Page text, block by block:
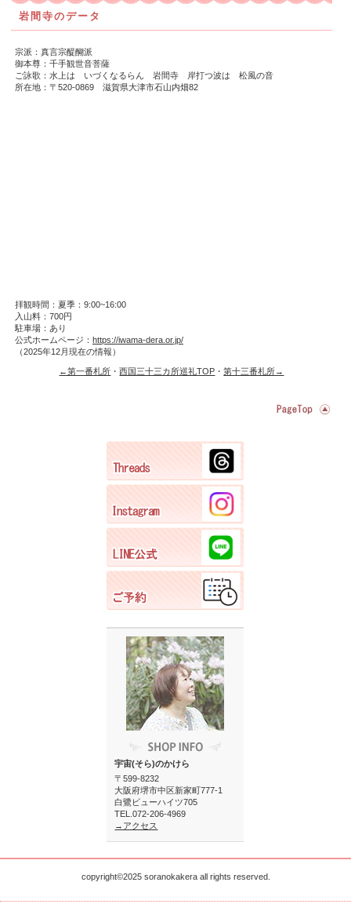
岩間寺のデータ
宗派：真言宗醍醐派
御本尊：千手観世音菩薩
ご詠歌：水上は いづくなるらん 岩間寺 岸打つ波は 松風の音
所在地：〒520-0869 滋賀県大津市石山内畑82
拝観時間：夏季：9:00~16:00
入山料：700円
駐車場：あり
公式ホームページ： https://iwama-dera.or.jp/
（2025年12月現在の情報）
←第一番札所 ・西国三十三カ所巡礼TOP ・第十三番札所→
宇宙(そら)のかけら
〒599-8232
大阪府堺市中区新家町777-1
白鷺ビューハイツ705
TEL.072-206-4969
→アクセス
copyright©2025 soranokakera all rights reserved.